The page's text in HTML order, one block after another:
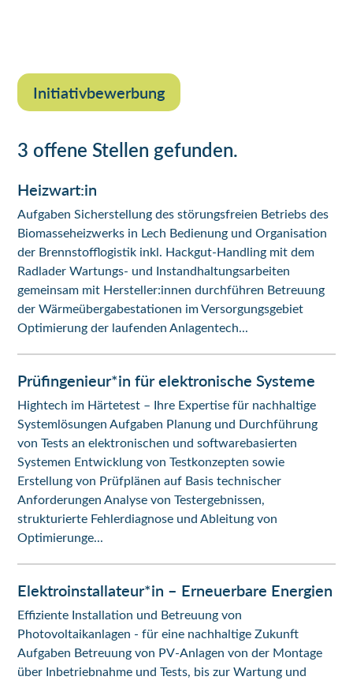
Initiativbewerbung
3 offene Stellen gefunden.
Heizwart:in
Aufgaben Sicherstellung des störungsfreien Betriebs des
Biomasseheizwerks in Lech Bedienung und Organisation
der Brennstofflogistik inkl. Hackgut-Handling mit dem
Radlader Wartungs- und Instandhaltungsarbeiten
gemeinsam mit Hersteller:innen durchführen Betreuung
der Wärmeübergabestationen im Versorgungsgebiet
Optimierung der laufenden Anlagentech...
Prüfingenieur*in für elektronische Systeme
Hightech im Härtetest – Ihre Expertise für nachhaltige
Systemlösungen Aufgaben Planung und Durchführung
von Tests an elektronischen und softwarebasierten
Systemen Entwicklung von Testkonzepten sowie
Erstellung von Prüfplänen auf Basis technischer
Anforderungen Analyse von Testergebnissen,
strukturierte Fehlerdiagnose und Ableitung von
Optimierunge...
Elektroinstallateur*in – Erneuerbare Energien
Effiziente Installation und Betreuung von
Photovoltaikanlagen - für eine nachhaltige Zukunft
Aufgaben Betreuung von PV-Anlagen von der Montage
über Inbetriebnahme und Tests, bis zur Wartung und